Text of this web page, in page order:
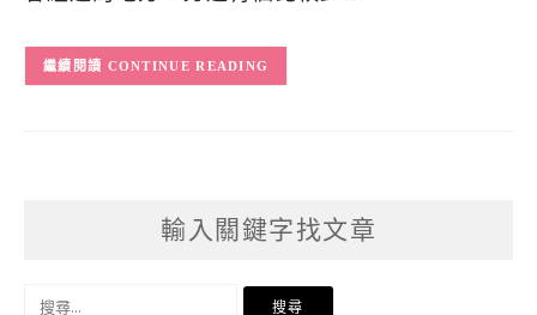
CONTINUE READING
輸入關鍵字找文章
搜